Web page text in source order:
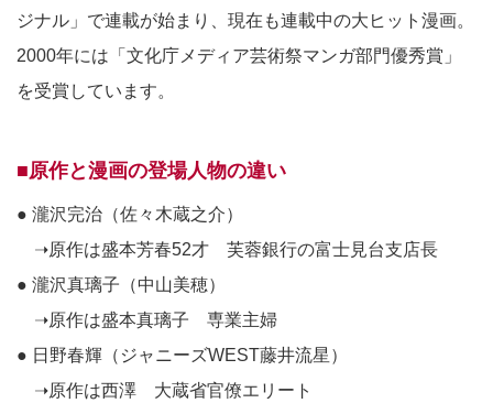
ジナル」で連載が始まり、現在も連載中の大ヒット漫画。
2000年には「文化庁メディア芸術祭マンガ部門優秀賞」
を受賞しています。
■原作と漫画の登場人物の違い
● 瀧沢完治（佐々木蔵之介）
➝原作は盛本芳春52才 芙蓉銀行の富士見台支店長
● 瀧沢真璃子（中山美穂）
➝原作は盛本真璃子 専業主婦
● 日野春輝（ジャニーズWEST藤井流星）
➝原作は西澤 大蔵省官僚エリート